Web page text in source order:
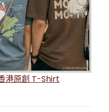
港原創 T-Shirt